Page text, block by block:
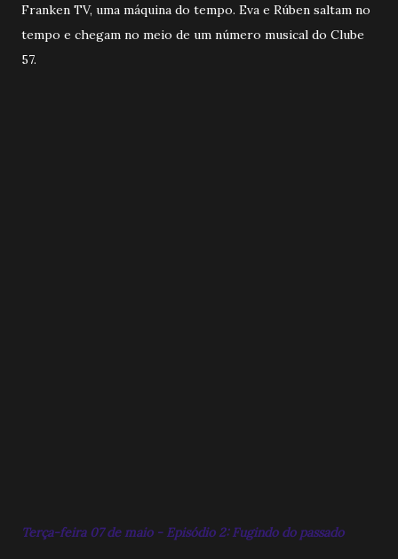
Franken TV, uma máquina do tempo. Eva e Rúben saltam no
tempo e chegam no meio de um número musical do Clube
57.
Terça-feira 07 de maio - Episódio 2: Fugindo do passado